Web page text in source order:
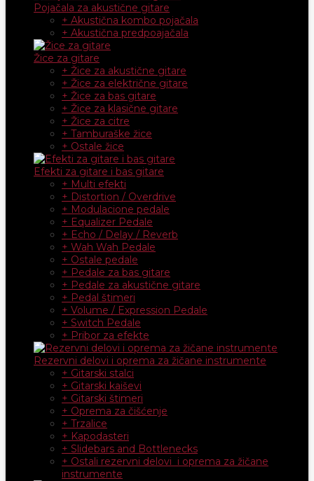
Pojačala za akustične gitare
+ Akustična kombo pojačala
+ Akustična predpoajačala
Žice za gitare
+ Žice za akustične gitare
+ Žice za električne gitare
+ Žice za bas gitare
+ Žice za klasične gitare
+ Žice za citre
+ Tamburaške žice
+ Ostale žice
Efekti za gitare i bas gitare
+ Multi efekti
+ Distortion / Overdrive
+ Modulacione pedale
+ Equalizer Pedale
+ Echo / Delay / Reverb
+ Wah Wah Pedale
+ Ostale pedale
+ Pedale za bas gitare
+ Pedale za akustične gitare
+ Pedal štimeri
+ Volume / Expression Pedale
+ Switch Pedale
+ Pribor za efekte
Rezervni delovi i oprema za žičane instrumente
+ Gitarski stalci
+ Gitarski kaiševi
+ Gitarski štimeri
+ Oprema za čišćenje
+ Trzalice
+ Kapodasteri
+ Slidebars and Bottlenecks
+ Ostali rezervni delovi i oprema za žičane
instrumente